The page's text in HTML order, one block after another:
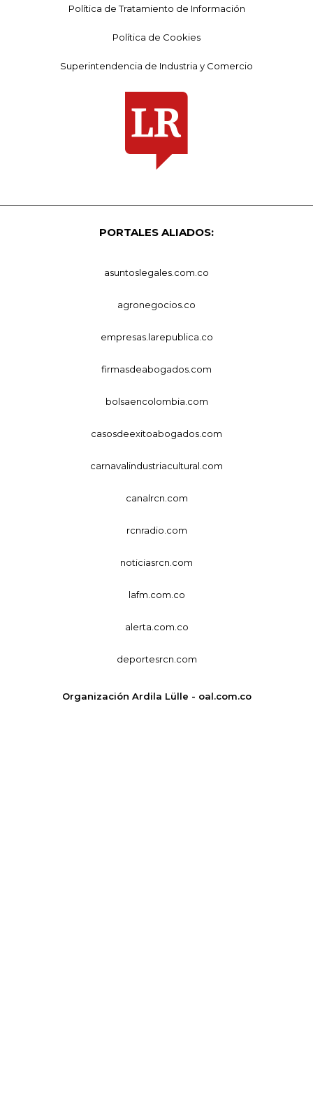
Política de Tratamiento de Información
Política de Cookies
Superintendencia de Industria y Comercio
PORTALES ALIADOS:
asuntoslegales.com.co
agronegocios.co
empresas.larepublica.co
firmasdeabogados.com
bolsaencolombia.com
casosdeexitoabogados.com
carnavalindustriacultural.com
canalrcn.com
rcnradio.com
noticiasrcn.com
lafm.com.co
alerta.com.co
deportesrcn.com
Organización Ardila Lülle - oal.com.co